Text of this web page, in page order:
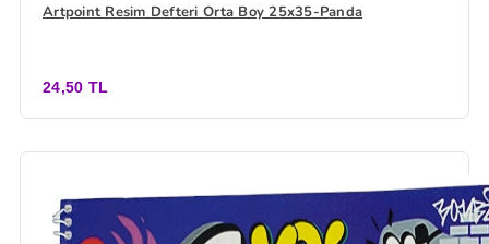
Artpoint Resim Defteri Orta Boy 25x35-Panda
24,50 TL